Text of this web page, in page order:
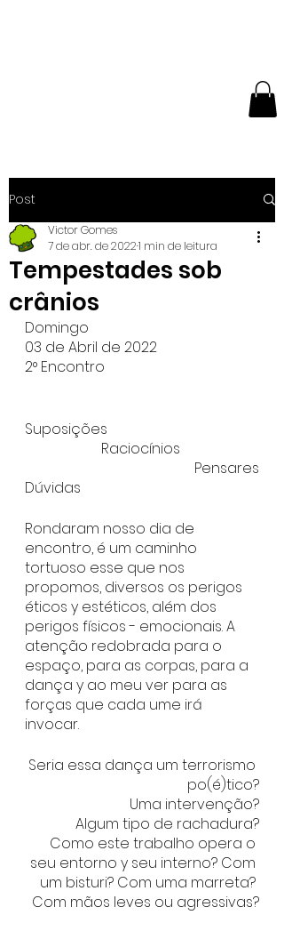
Post
Tempestades sob
crânios
Victor Gomes
7 de abr. de 20221 min de leitura
Domingo
03 de Abril de 2022
2° Encontro
Suposições
Raciocínios
Pensares
Dúvidas
Rondaram nosso dia de
encontro, é um caminho
tortuoso esse que nos
propomos, diversos os perigos
éticos y estéticos, além dos
perigos físicos - emocionais. A
atenção redobrada para o
espaço, para as corpas, para a
dança y ao meu ver para as
forças que cada ume irá
invocar.
Seria essa dança um terrorismo
po(é)tico?
Uma intervenção?
Algum tipo de rachadura?
Como este trabalho opera o
seu entorno y seu interno? Com
um bisturi? Com uma marreta?
Com mãos leves ou agressivas?